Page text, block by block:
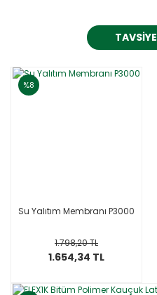
TAVSİYE
%8
Su Yalıtım Membranı P3000
1.798,20 TL
1.654,34 TL